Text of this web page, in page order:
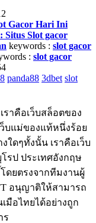
Gacor Hari Ini
Situs Slot gacor
keywords : slot gacor
: slot gacor
panda88 3dbet slot
ราคือเว็บสล็อตของ
ว็บแม่ของแท้หนึ่งร้อย
ใดๆทั้งนั้น เราคือเว็บ
รป ประเทศอังกฤษ
ดยตรงจากทีมงานผู้
อนุญาติให้สามารถ
มือไทยได้อย่างถูก
ร